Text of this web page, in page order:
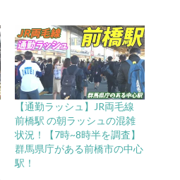
【通勤ラッシュ】JR両毛線
前橋駅 の朝ラッシュの混雑
状況！【7時~8時半を調査】
群馬県庁がある前橋市の中心
駅！